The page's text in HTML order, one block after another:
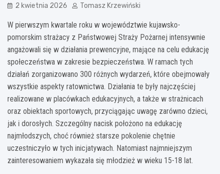
2 kwietnia 2026 Tomasz Krzewiński
W pierwszym kwartale roku w województwie kujawsko-
pomorskim strażacy z Państwowej Straży Pożarnej intensywnie
angażowali się w działania prewencyjne, mające na celu edukację
społeczeństwa w zakresie bezpieczeństwa. W ramach tych
działań zorganizowano 300 różnych wydarzeń, które obejmowały
wszystkie aspekty ratownictwa. Działania te były najczęściej
realizowane w placówkach edukacyjnych, a także w strażnicach
oraz obiektach sportowych, przyciągając uwagę zarówno dzieci,
jak i dorosłych. Szczególny nacisk położono na edukację
najmłodszych, choć również starsze pokolenie chętnie
uczestniczyło w tych inicjatywach. Natomiast najmniejszym
zainteresowaniem wykazała się młodzież w wieku 15-18 lat.